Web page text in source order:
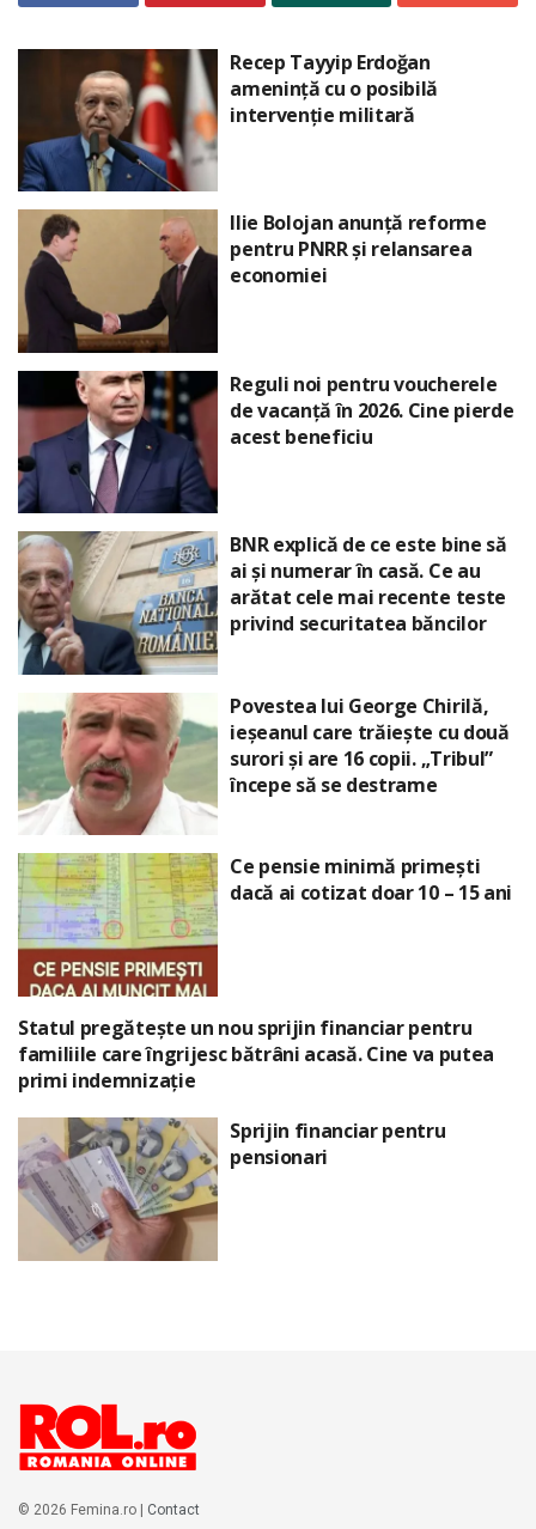
Recep Tayyip Erdoğan
amenință cu o posibilă
intervenție militară
Ilie Bolojan anunță reforme
pentru PNRR și relansarea
economiei
Reguli noi pentru voucherele
de vacanță în 2026. Cine pierde
acest beneficiu
BNR explică de ce este bine să
ai și numerar în casă. Ce au
arătat cele mai recente teste
privind securitatea băncilor
Povestea lui George Chirilă,
ieșeanul care trăiește cu două
surori și are 16 copii. „Tribul”
începe să se destrame
Ce pensie minimă primești
dacă ai cotizat doar 10 – 15 ani
Statul pregătește un nou sprijin financiar pentru
familiile care îngrijesc bătrâni acasă. Cine va putea
primi indemnizație
Sprijin financiar pentru
pensionari
© 2026 Femina.ro | Contact